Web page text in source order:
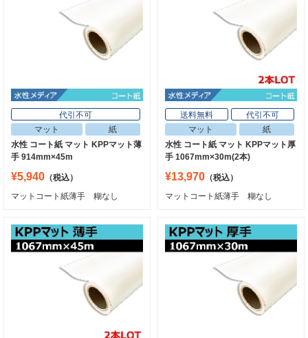
代引不可
マット
紙
水性 コート紙 マット KPPマット薄
手 914mm×45m
¥5,940 （税込）
マットコート紙薄手 糊なし
送料無料
代引不可
マット
紙
水性 コート紙 マット KPPマット厚
手 1067mm×30m(2本)
¥13,970 （税込）
マットコート紙薄手 糊なし